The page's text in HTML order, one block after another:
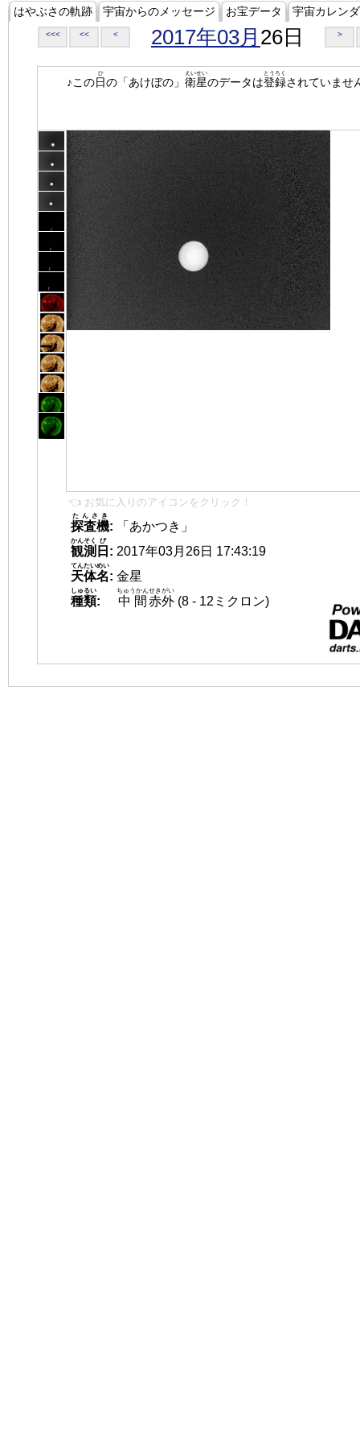
はやぶさの軌跡 宇宙からのメッセージ お宝データ 宇宙カレン
<<< << < 2017年03月 26日 >
♪この日
ひ
の「あけぼの」 衛星
えいせい
のデータは登録
とうろく
されていませ
👈 お気に入りのアイコンをクリック！
探査機
たんさき
:
「あかつき」
観測
かんそく
日
び
: 2017年03月26日 17:43:19
天体名
てんたいめい
: 金星
種類
しゅるい
: 中間
ちゅうかん
赤外
せきがい
(8 - 12ミクロン)